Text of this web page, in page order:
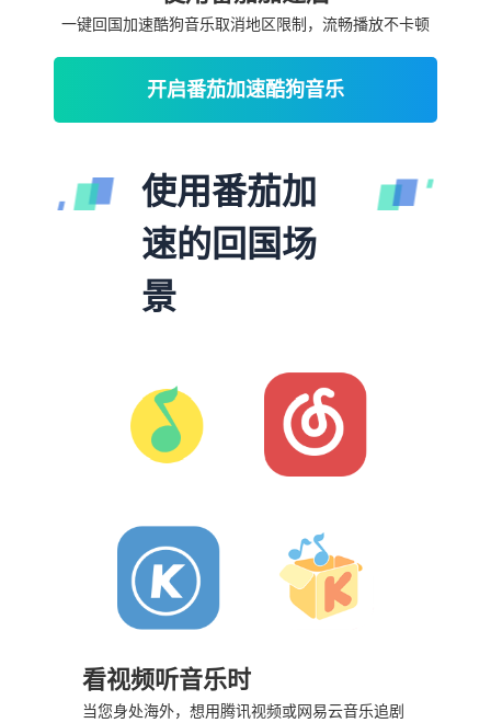
一键回国加速酷狗音乐取消地区限制，流畅播放不卡顿
开启番茄加速酷狗音乐
使用番茄加
速的回国场
景
看视频听音乐时
当您身处海外，想用腾讯视频或网易云音乐追剧